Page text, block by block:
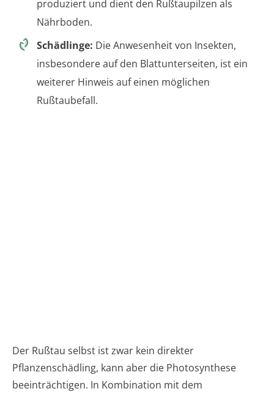
produziert und dient den Rußtaupilzen als
Nährboden.
Schädlinge: Die Anwesenheit von Insekten,
insbesondere auf den Blattunterseiten, ist ein
weiterer Hinweis auf einen möglichen
Rußtaubefall.
Der Rußtau selbst ist zwar kein direkter
Pflanzenschädling, kann aber die Photosynthese
beeinträchtigen. In Kombination mit dem